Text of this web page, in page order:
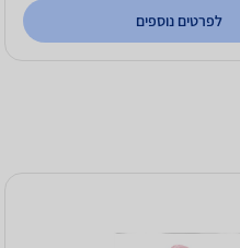
לפרטים נוספים